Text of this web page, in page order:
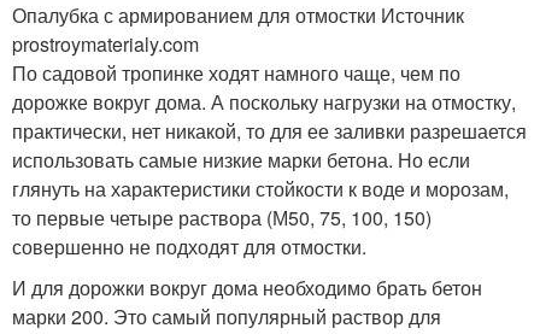
Опалубка с армированием для отмостки Источник
prostroymaterialy.com
По садовой тропинке ходят намного чаще, чем по
дорожке вокруг дома. А поскольку нагрузки на отмостку,
практически, нет никакой, то для ее заливки разрешается
использовать самые низкие марки бетона. Но если
глянуть на характеристики стойкости к воде и морозам,
то первые четыре раствора (М50, 75, 100, 150)
совершенно не подходят для отмостки.
И для дорожки вокруг дома необходимо брать бетон
марки 200. Это самый популярный раствор для